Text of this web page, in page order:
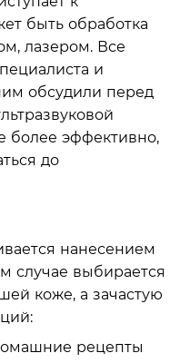
быть обработка
лазером. Все
и
обсудили перед
более эффективно,
до
нанесением
случае выбирается
коже, а зачастую